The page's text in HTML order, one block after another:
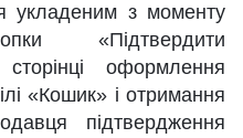
укладеним з моменту
«Підтвердити
оформлення
«Кошик» і отримання
підтвердження